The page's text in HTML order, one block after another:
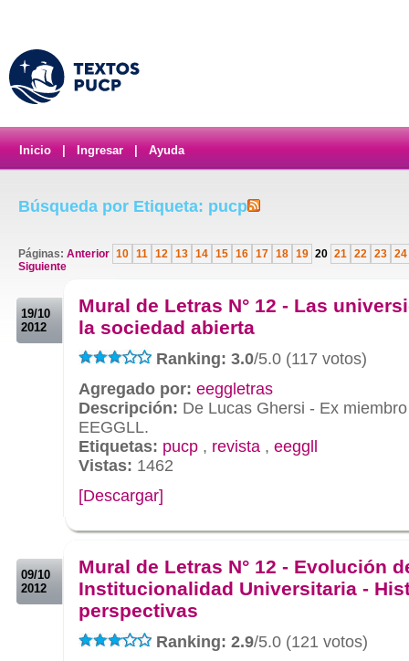
Inicio Ingresar Ayuda
Búsqueda por Etiqueta: pucp
Páginas: Anterior 10 11 12 13 14 15 16 17 18 19 20 21 22 23 24
Siguiente
19/10
2012
Mural de Letras N° 12 - Las
la sociedad abierta
Ranking: 3.0/5.0 (117 votos)
Agregado por: eeggletras
Descripción: De Lucas Ghersi - Ex
EEGGLL.
Etiquetas: pucp , revista , eeggll
Vistas: 1462
[Descargar]
09/10
2012
Mural de Letras N° 12 - Evolución
Institucionalidad Universitaria -
perspectivas
Ranking: 2.9/5.0 (121 votos)